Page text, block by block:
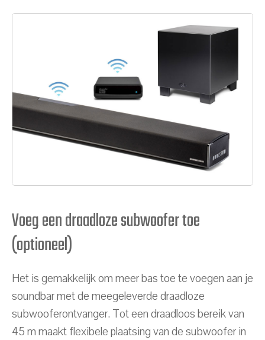
Voeg een draadloze subwoofer toe
(optioneel)
Het is gemakkelijk om meer bas toe te voegen aan je
soundbar met de meegeleverde draadloze
subwooferontvanger. Tot een draadloos bereik van
45 m maakt flexibele plaatsing van de subwoofer in